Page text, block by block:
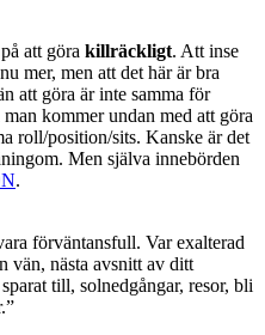
att göra killräckligt. Att inse
mer, men att det här är bra
att göra är inte samma för
kommer undan med att göra
roll/position/sits. Kanske är det
Men själva innebörden
.
förväntansfull. Var exalterad
vän, nästa avsnitt av ditt
till, solnedgångar, resor, bli